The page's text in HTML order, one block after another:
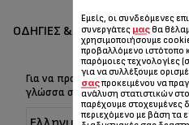
ΟΔΗΓΊΕΣ & ΕΓΧΕΙΡΊΔΙΑ
Για να προβάλετε τις Οδηγίες &
γλώσσα σας:
Εμείς, οι συνδεόμενες
συνεργάτες μαςθα
χρησιμοποιήσουμε
προβαλλόμενο ιστότοπο
παρόμοιες τεχνολογίες
για να συλλέξουμε
σαςπροκειμένου να
ανάλυση στατιστικών
παρέχουμε στοχευμένες
περιεχόμενο με βάση τα